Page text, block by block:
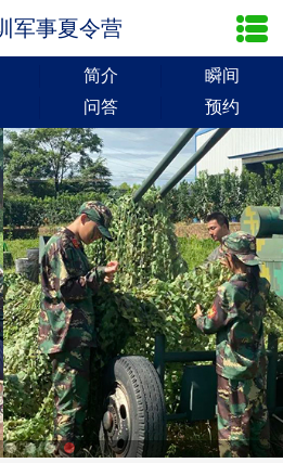
军事夏令营
简介
瞬间
问答 预约